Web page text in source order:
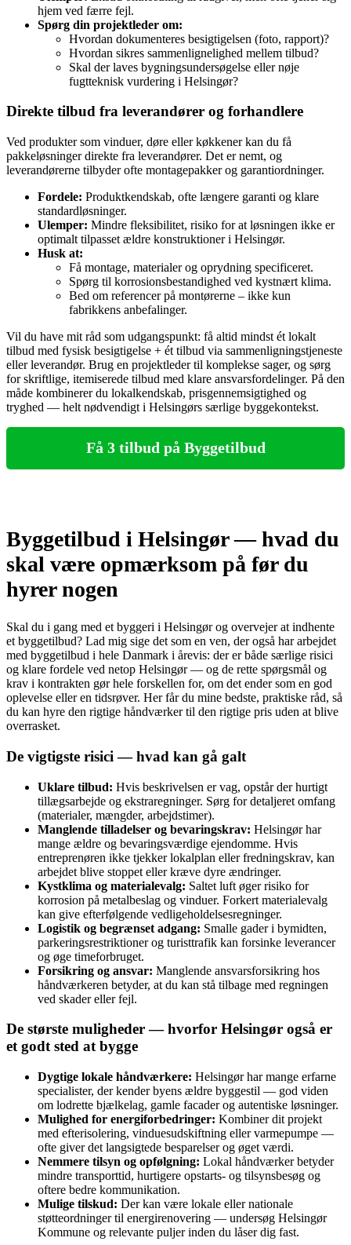
hjem ved færre fejl.
Spørg din projektleder om:
Hvordan dokumenteres besigtigelsen (foto, rapport)?
Hvordan sikres sammenlignelighed mellem tilbud?
Skal der laves bygningsundersøgelse eller nøje
fugtteknisk vurdering i Helsingør?
Direkte tilbud fra leverandører og forhandlere
Ved produkter som vinduer, døre eller køkkener kan du få
pakkeløsninger direkte fra leverandører. Det er nemt, og
leverandørerne tilbyder ofte montagepakker og garantiordninger.
Fordele: Produktkendskab, ofte længere garanti og klare
standardløsninger.
Ulemper: Mindre fleksibilitet, risiko for at løsningen ikke er
optimalt tilpasset ældre konstruktioner i Helsingør.
Husk at:
Få montage, materialer og oprydning specificeret.
Spørg til korrosionsbestandighed ved kystnært klima.
Bed om referencer på montørerne – ikke kun
fabrikkens anbefalinger.
Vil du have mit råd som udgangspunkt: få altid mindst ét lokalt
tilbud med fysisk besigtigelse + ét tilbud via sammenligningstjeneste
eller leverandør. Brug en projektleder til komplekse sager, og sørg
for skriftlige, itemiserede tilbud med klare ansvarsfordelinger. På den
måde kombinerer du lokalkendskab, prisgennemsigtighed og
tryghed — helt nødvendigt i Helsingørs særlige byggekontekst.
Få 3 tilbud på Byggetilbud
Byggetilbud i Helsingør — hvad du
skal være opmærksom på før du
hyrer nogen
Skal du i gang med et byggeri i Helsingør og overvejer at indhente
et byggetilbud? Lad mig sige det som en ven, der også har arbejdet
med byggetilbud i hele Danmark i årevis: der er både særlige risici
og klare fordele ved netop Helsingør — og de rette spørgsmål og
krav i kontrakten gør hele forskellen for, om det ender som en god
oplevelse eller en tidsrøver. Her får du mine bedste, praktiske råd, så
du kan hyre den rigtige håndværker til den rigtige pris uden at blive
overrasket.
De vigtigste risici — hvad kan gå galt
Uklare tilbud: Hvis beskrivelsen er vag, opstår der hurtigt
tillægsarbejde og ekstraregninger. Sørg for detaljeret omfang
(materialer, mængder, arbejdstimer).
Manglende tilladelser og bevaringskrav: Helsingør har
mange ældre og bevaringsværdige ejendomme. Hvis
entreprenøren ikke tjekker lokalplan eller fredningskrav, kan
arbejdet blive stoppet eller kræve dyre ændringer.
Kystklima og materialevalg: Saltet luft øger risiko for
korrosion på metalbeslag og vinduer. Forkert materialevalg
kan give efterfølgende vedligeholdelsesregninger.
Logistik og begrænset adgang: Smalle gader i bymidten,
parkeringsrestriktioner og turisttrafik kan forsinke leverancer
og øge timeforbruget.
Forsikring og ansvar: Manglende ansvarsforsikring hos
håndværkeren betyder, at du kan stå tilbage med regningen
ved skader eller fejl.
De største muligheder — hvorfor Helsingør også er
et godt sted at bygge
Dygtige lokale håndværkere: Helsingør har mange erfarne
specialister, der kender byens ældre byggestil — god viden
om lodrette bjælkelag, gamle facader og autentiske løsninger.
Mulighed for energiforbedringer: Kombiner dit projekt
med efterisolering, vinduesudskiftning eller varmepumpe —
ofte giver det langsigtede besparelser og øget værdi.
Nemmere tilsyn og opfølgning: Lokal håndværker betyder
mindre transporttid, hurtigere opstarts- og tilsynsbesøg og
oftere bedre kommunikation.
Mulige tilskud: Der kan være lokale eller nationale
støtteordninger til energirenovering — undersøg Helsingør
Kommune og relevante puljer inden du låser dig fast.